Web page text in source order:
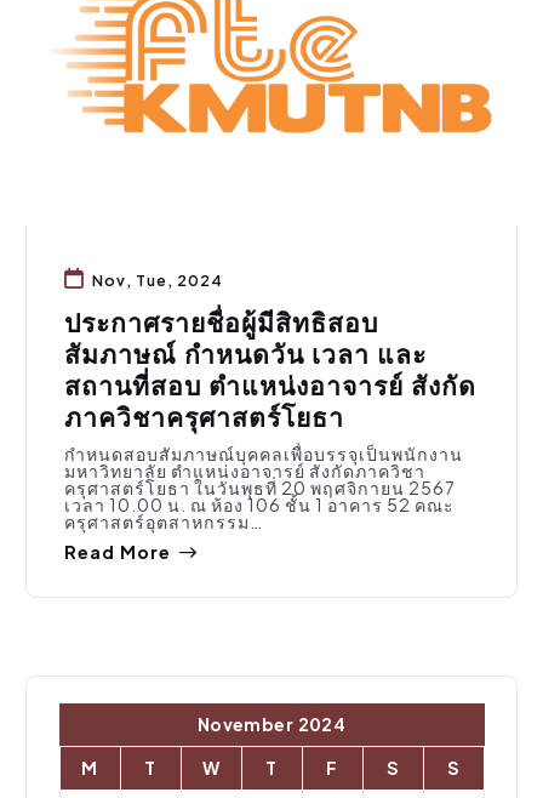
Nov, Tue, 2024
ประกาศรายชื่อผู้มีสิทธิสอบ
สัมภาษณ์ กำหนดวัน เวลา และ
สถานที่สอบ ตำแหน่งอาจารย์ สังกัด
ภาควิชาครุศาสตร์โยธา
กำหนดสอบสัมภาษณ์บุคคลเพื่อบรรจุเป็นพนักงาน
มหาวิทยาลัย ตำแหน่งอาจารย์ สังกัดภาควิชา
ครุศาสตร์โยธา ในวันพุธที่ 20 พฤศจิกายน 2567
เวลา 10.00 น. ณ ห้อง 106 ชั้น 1 อาคาร 52 คณะ
ครุศาสตร์อุตสาหกรรม…
Read More
November 2024
M
T W T F S
S